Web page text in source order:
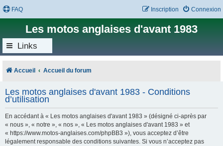
FAQ Connexion
Inscription
Les motos anglaises d'avant 1983
Links
Accueil Accueil du forum
Les motos anglaises d'avant 1983 - Conditions
d’utilisation
En accédant à « Les motos anglaises d'avant 1983 » (désigné ci-après par
« nous », « notre », « nos », « Les motos anglaises d'avant 1983 » et
« https://www.motos-anglaises.com/phpBB3 »), vous acceptez d’être
légalement responsable des conditions suivantes. Si vous n’acceptez pas